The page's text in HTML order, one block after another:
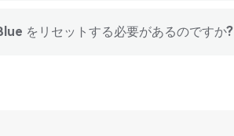
をリセットする必要があるのですか?